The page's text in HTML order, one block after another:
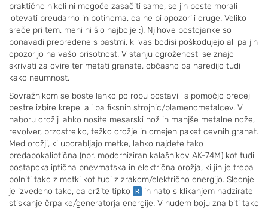
praktično nikoli ni mogoče zasačiti same, se jih boste morali
lotevati preudarno in potihoma, da ne bi opozorili druge. Veliko
sreče pri tem, meni ni šlo najbolje :). Njihove postojanke so
ponavadi prepredene s pastmi, ki vas bodisi poškodujejo ali pa jih
opozorijo na vašo prisotnost. V stanju ogroženosti se znajo
skrivati za ovire ter metati granate, občasno pa naredijo tudi
kako neumnost.
Sovražnikom se boste lahko po robu postavili s pomočjo precej
pestre izbire krepel ali pa fiksnih strojnic/plamenometalcev. V
naboru orožij lahko nosite mesarski nož in manjše metalne nože,
revolver, brzostrelko, težko orožje in omejen paket cevnih granat.
Med orožji, ki uporabljajo metke, lahko najdete tako
predapokaliptična (npr. moderniziran kalašnikov AK-74M) kot tudi
postapokaliptična pnevmatska in električna orožja, ki jih je treba
polniti tako z metki kot tudi z zrakom/električno energijo. Slednje
je izvedeno tako, da držite tipko
R
in nato s klikanjem nadzirate
stiskanje črpalke/generatorja energije. V hudem boju zna biti tako